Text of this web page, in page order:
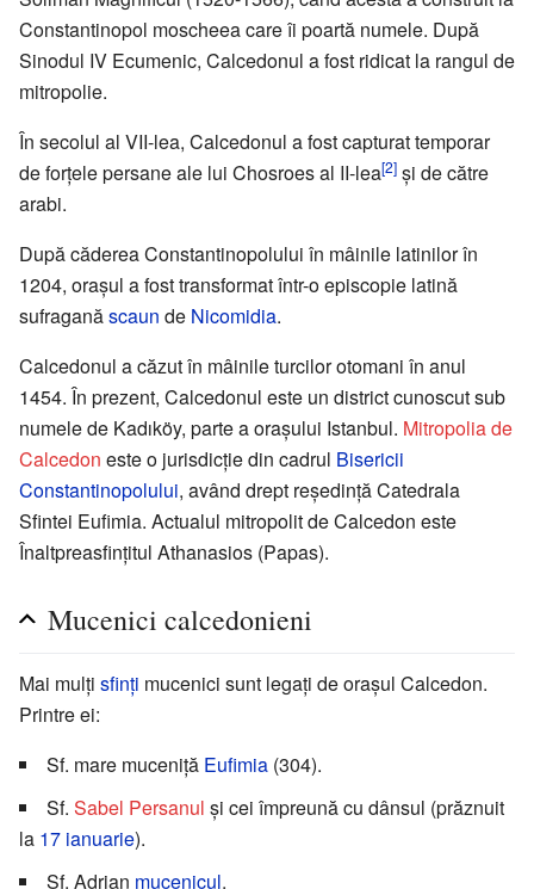
Constantinopol moscheea care îi poartă numele. După
Sinodul IV Ecumenic, Calcedonul a fost ridicat la rangul de
mitropolie.
În secolul al VII-lea, Calcedonul a fost capturat temporar
de forţele persane ale lui Chosroes al II-lea[2] şi de către
arabi.
După căderea Constantinopolului în mâinile latinilor în
1204, oraşul a fost transformat într-o episcopie latină
sufraganăscaun de Nicomidia.
Calcedonul a căzut în mâinile turcilor otomani în anul
1454. În prezent, Calcedonul este un district cunoscut sub
numele de Kadıköy, parte a oraşului Istanbul. Mitropolia de
Calcedon este o jurisdicţie din cadrul Bisericii
Constantinopolului, având drept reşedinţă Catedrala
Sfintei Eufimia. Actualul mitropolit de Calcedon este
Înaltpreasfinţitul Athanasios (Papas).
Mucenici calcedonieni
Mai mulți sfinți mucenici sunt legați de orașul Calcedon.
Printre ei:
Sf. mare muceniță Eufimia (304).
Sf. Sabel Persanul și cei împreună cu dânsul (prăznuit
la 17 ianuarie).
Sf. Adrian mucenicul.